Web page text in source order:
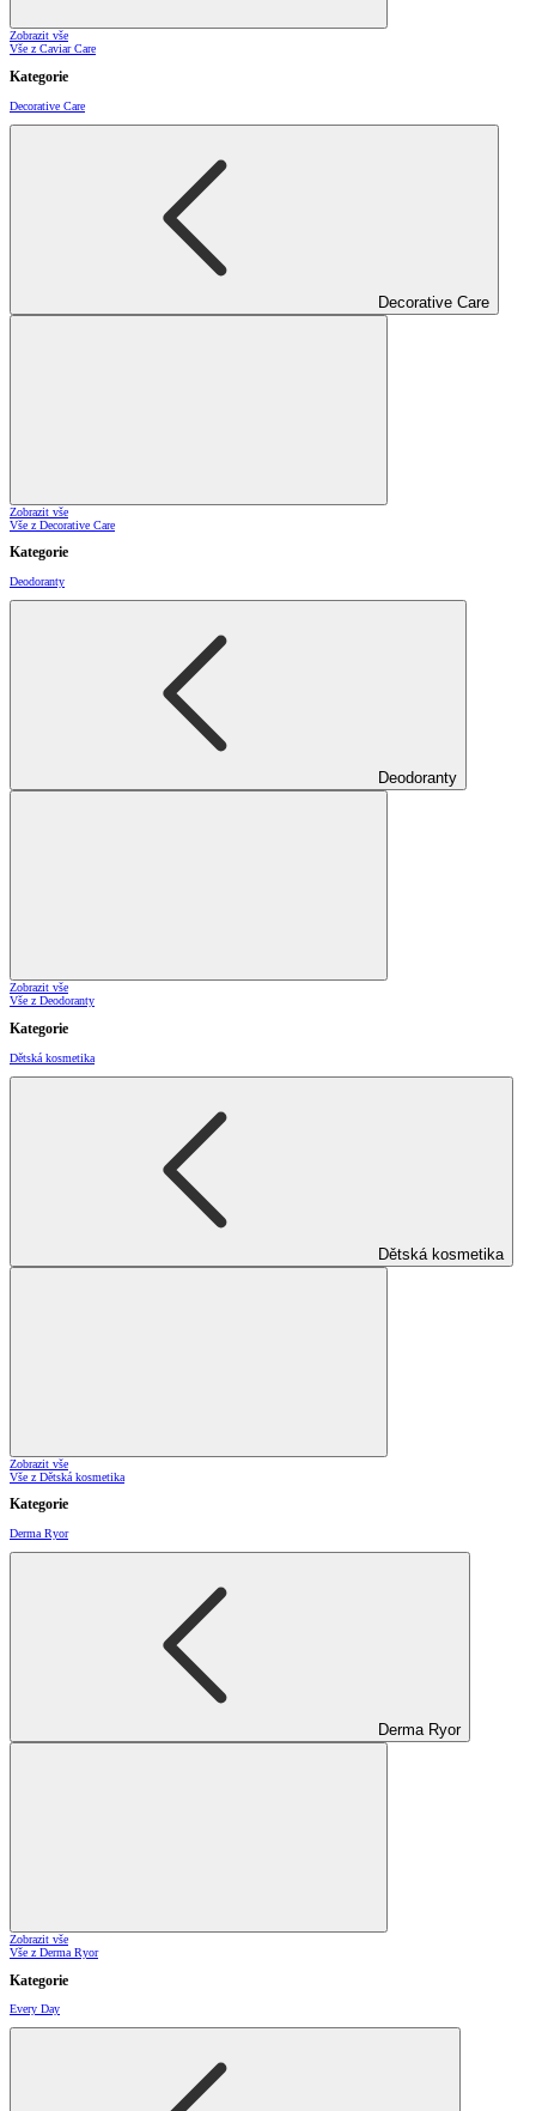
Zobrazit vše
Vše z Caviar Care
Kategorie
Decorative Care
Decorative Care
Zobrazit vše
Vše z Decorative Care
Kategorie
Deodoranty
Deodoranty
Zobrazit vše
Vše z Deodoranty
Kategorie
Dětská kosmetika
Dětská kosmetika
Zobrazit vše
Vše z Dětská kosmetika
Kategorie
Derma Ryor
Derma Ryor
Zobrazit vše
Vše z Derma Ryor
Kategorie
Every Day